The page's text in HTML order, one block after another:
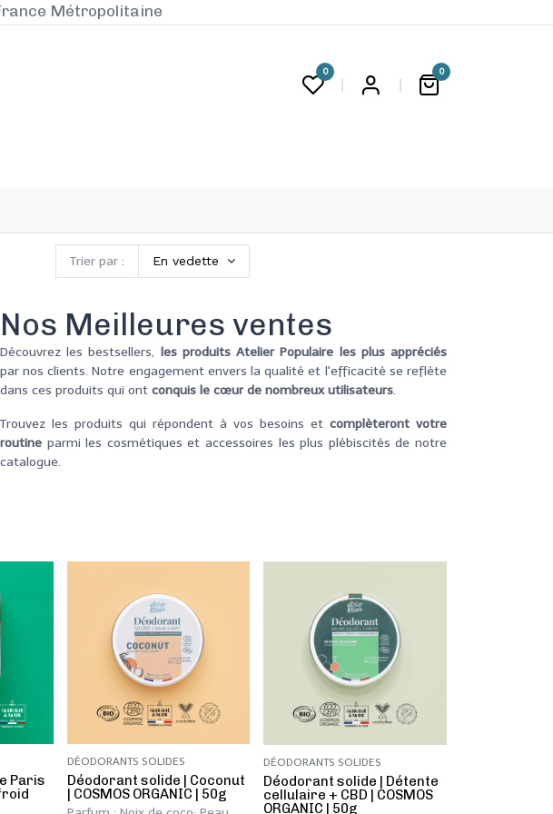
Métropolitaine
0 0
Trier par : En vedette
Nos Meilleures ventes
Découvrez les bestsellers, les produits Atelier Populaire les plus appréciés
par nos clients. Notre engagement envers la qualité et l'efficacité se reflète
dans ces produits qui ont conquis le cœur de nombreux utilisateurs.
Trouvez les produits qui répondent à vos besoins etcomplèteront votre
routineparmi les cosmétiques et accessoires les plus plébiscités de notre
catalogue.
Paris
DÉODORANTS SOLIDES
Déodorant solide | Coconut
| COSMOS ORGANIC | 50g
DÉODORANTS SOLIDES
​​​​Déodorant solide | Détente
cellulaire + CBD | COSMOS
ORGANIC | 50g